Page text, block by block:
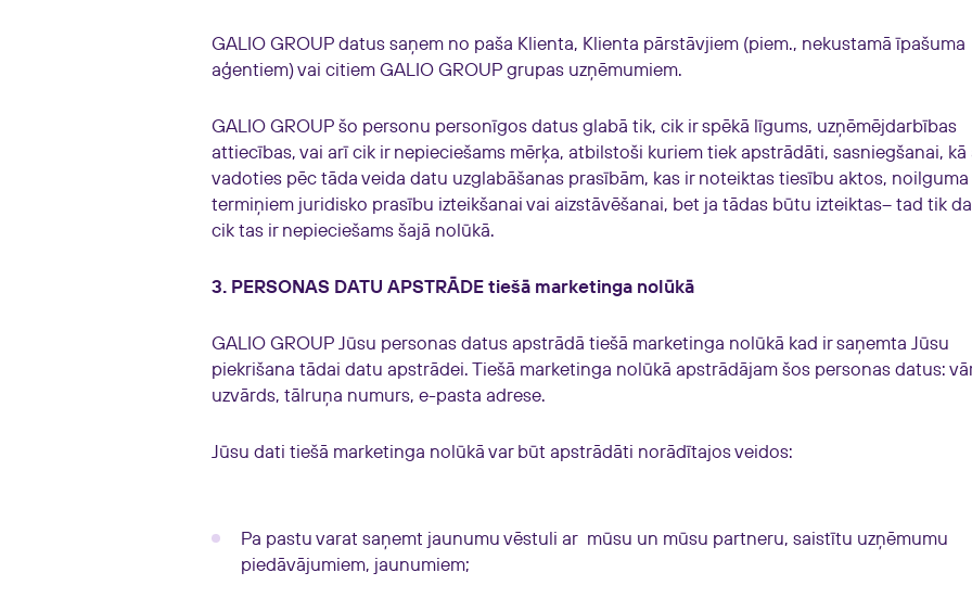
GALIO GROUP datus saņem no paša Klienta, Klienta pārstāvjiem (piem., nekustamā īpašuma
aģentiem) vai citiem GALIO GROUP grupas uzņēmumiem.
GALIO GROUP šo personu personīgos datus glabā tik, cik ir spēkā līgums, uzņēmējdarbības
attiecības, vai arī cik ir nepieciešams mērķa, atbilstoši kuriem tiek apstrādāti, sasniegšanai, kā
vadoties pēc tāda veida datu uzglabāšanas prasībām, kas ir noteiktas tiesību aktos, noilguma
termiņiem juridisko prasību izteikšanai vai aizstāvēšanai, bet ja tādas būtu izteiktas– tad tik
cik tas ir nepieciešams šajā nolūkā.
3. PERSONAS DATU APSTRĀDE tiešā marketinga nolūkā
GALIO GROUP Jūsu personas datus apstrādā tiešā marketinga nolūkā kad ir saņemta Jūsu
piekrišana tādai datu apstrādei. Tiešā marketinga nolūkā apstrādājam šos personas datus:
uzvārds, tālruņa numurs, e-pasta adrese.
Jūsu dati tiešā marketinga nolūkā var būt apstrādāti norādītajos veidos:
Pa pastu varat saņemt jaunumu vēstuli ar mūsu un mūsu partneru, saistītu uzņēmumu
piedāvājumiem, jaunumiem;